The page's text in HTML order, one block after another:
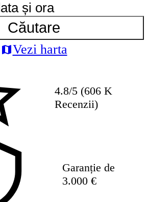
și ora
Căutare
Vezi harta
4.8/5 (606 K
Recenzii)
Garanție de
3.000 €